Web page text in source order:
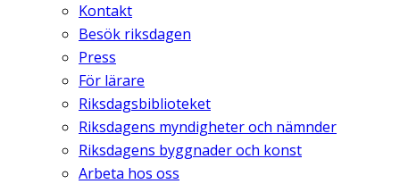
Kontakt
Besök riksdagen
Press
För lärare
Riksdagsbiblioteket
Riksdagens myndigheter och nämnder
Riksdagens byggnader och konst
Arbeta hos oss